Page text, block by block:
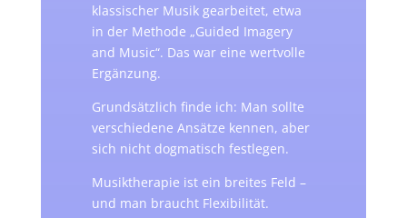
klassischer Musik gearbeitet, etwa
in der Methode „Guided Imagery
and Music“. Das war eine wertvolle
Ergänzung.
Grundsätzlich finde ich: Man sollte
verschiedene Ansätze kennen, aber
sich nicht dogmatisch festlegen.
Musiktherapie ist ein breites Feld –
und man braucht Flexibilität.